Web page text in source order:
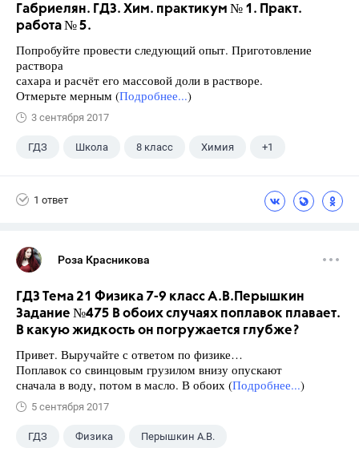
Габриелян. ГДЗ. Хим. практикум № 1. Практ.
работа № 5.
Попробуйте провести следующий опыт. Приготовление
раствора
сахара и расчёт его массовой доли в растворе.
Отмерьте мерным (Подробнее...)
3 сентября 2017
ГДЗ Школа 8 класс Химия +1
1 ответ
Роза Красникова
ГДЗ Тема 21 Физика 7-9 класс А.В.Перышкин
Задание №475 В обоих случаях поплавок плавает.
В какую жидкость он погружается глубже?
Привет. Выручайте с ответом по физике…
Поплавок со свинцовым грузилом внизу опускают
сначала в воду, потом в масло. В обоих (Подробнее...)
5 сентября 2017
ГДЗ Физика Перышкин А.В.